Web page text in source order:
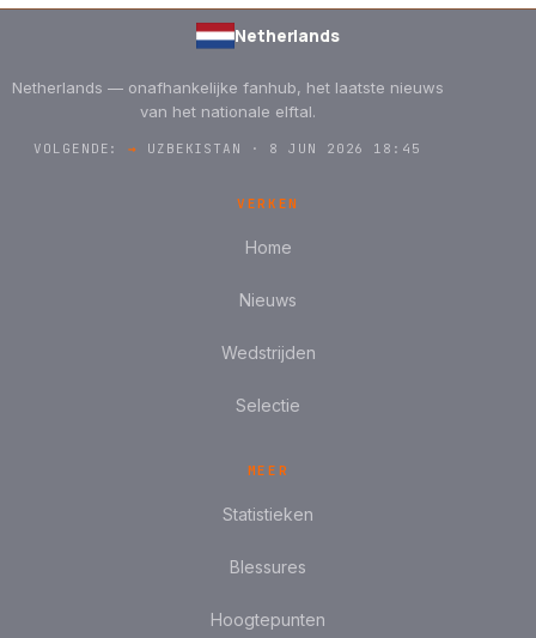
Netherlands
Netherlands — onafhankelijke fanhub, het laatste nieuws
van het nationale elftal.
VOLGENDE:→ UZBEKISTAN · 8 JUN 2026 18:45
VERKEN
Home
Nieuws
Wedstrijden
Selectie
MEER
Statistieken
Blessures
Hoogtepunten